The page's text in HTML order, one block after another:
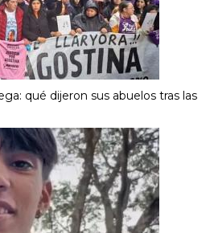
qué dijeron sus abuelos tras las